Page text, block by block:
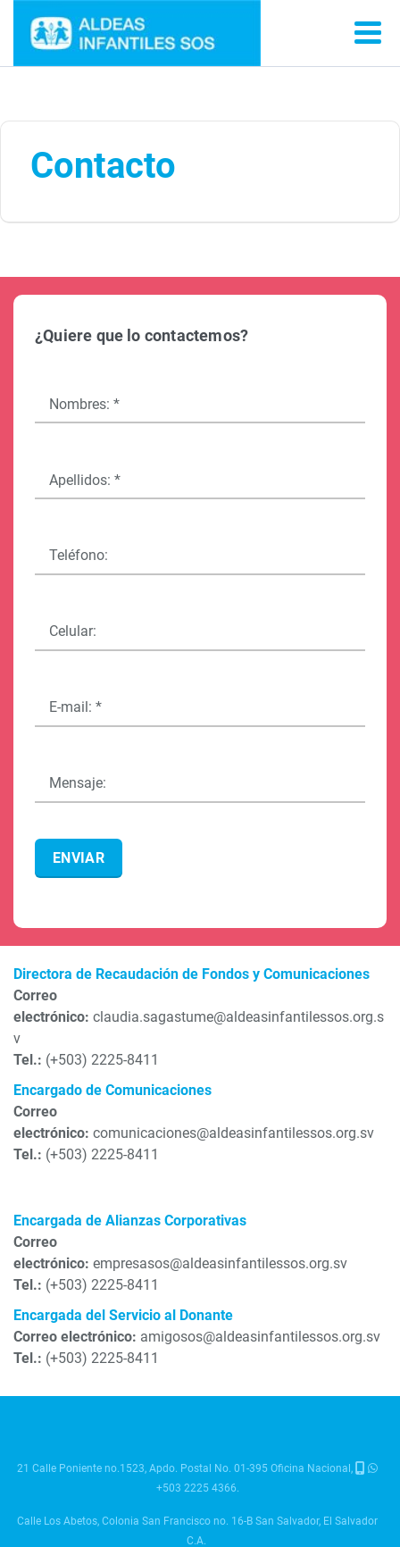
Contacto
¿Quiere que lo contactemos?
Nombres: *
Apellidos: *
Teléfono:
Celular:
E-mail: *
Mensaje:
Directora de Recaudación de Fondos y Comunicaciones
Correo
electrónico: claudia.sagastume@aldeasinfantilessos.org.s
v
Tel.: (+503) 2225-8411
Encargado de Comunicaciones
Correo
electrónico: comunicaciones@aldeasinfantilessos.org.sv
Tel.: (+503) 2225-8411
Encargada de Alianzas Corporativas
Correo
electrónico: empresasos@aldeasinfantilessos.org.sv
Tel.: (+503) 2225-8411
Encargada del Servicio al Donante
Correo electrónico: amigosos@aldeasinfantilessos.org.sv
Tel.: (+503) 2225-8411
21 Calle Poniente no.1523, Apdo. Postal No. 01-395 Oficina Nacional,
+503 2225 4366.
Calle Los Abetos, Colonia San Francisco no. 16-B San Salvador, El Salvador
C.A.